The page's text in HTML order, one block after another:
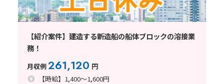
【紹介案件】建造する新造船の船体ブロックの溶接業
務！
月収例261,120 円
【時給】1,400～1,600円